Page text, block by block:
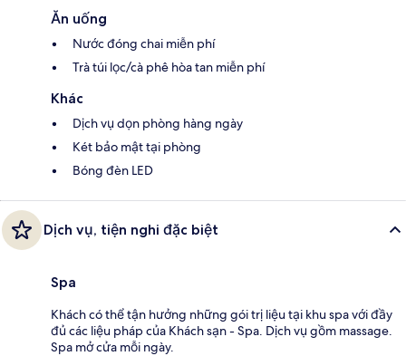
Ăn uống
Nước đóng chai miễn phí
Trà túi lọc/cà phê hòa tan miễn phí
Khác
Dịch vụ dọn phòng hàng ngày
Két bảo mật tại phòng
Bóng đèn LED
Dịch vụ, tiện nghi đặc biệt
Spa
Khách có thể tận hưởng những gói trị liệu tại khu spa với đầy
đủ các liệu pháp của Khách sạn - Spa. Dịch vụ gồm massage.
Spa mở cửa mỗi ngày.